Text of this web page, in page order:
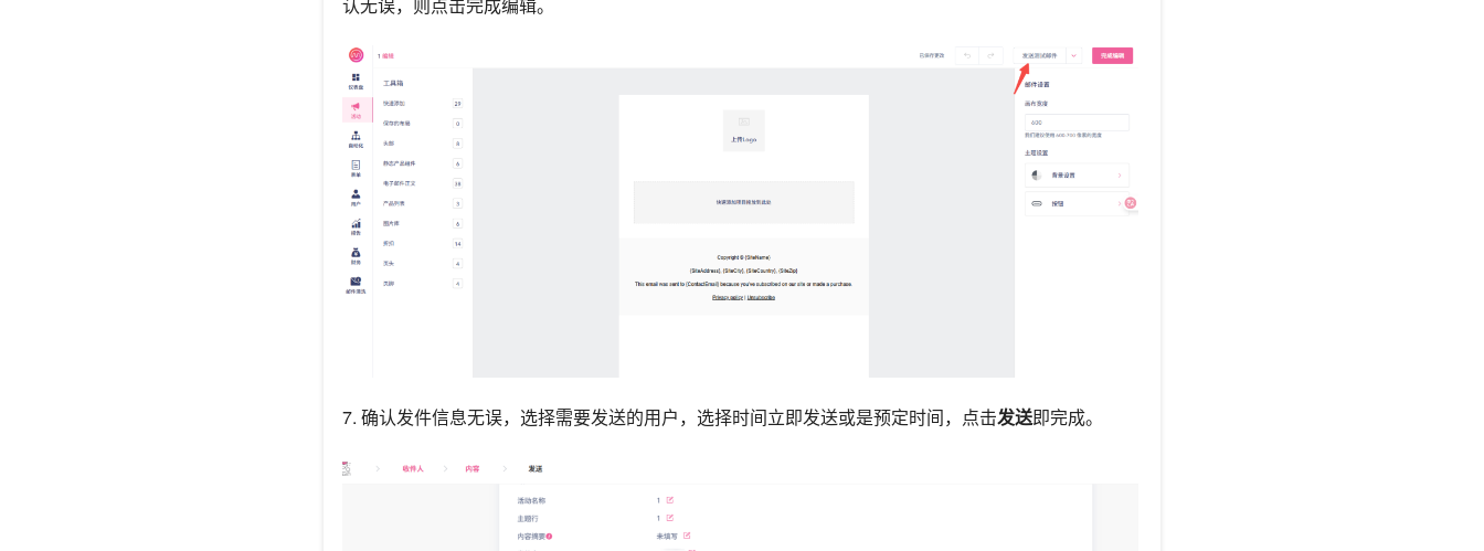
认无误，则点击完成编辑。
7. 确认发件信息无误，选择需要发送的用户，选择时间立即发送或是预定时间，点击发送即完成。